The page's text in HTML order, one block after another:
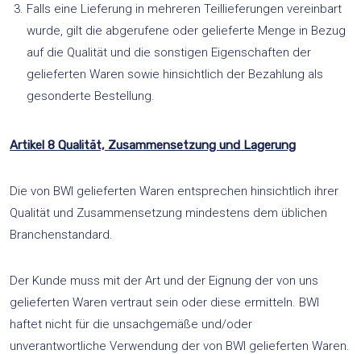
Falls eine Lieferung in mehreren Teillieferungen vereinbart
wurde, gilt die abgerufene oder gelieferte Menge in Bezug
auf die Qualität und die sonstigen Eigenschaften der
gelieferten Waren sowie hinsichtlich der Bezahlung als
gesonderte Bestellung.
Artikel 8 Qualität, Zusammensetzung und Lagerung
Die von BWI gelieferten Waren entsprechen hinsichtlich ihrer
Qualität und Zusammensetzung mindestens dem üblichen
Branchenstandard.
Der Kunde muss mit der Art und der Eignung der von uns
gelieferten Waren vertraut sein oder diese ermitteln. BWI
haftet nicht für die unsachgemäße und/oder
unverantwortliche Verwendung der von BWI gelieferten Waren.